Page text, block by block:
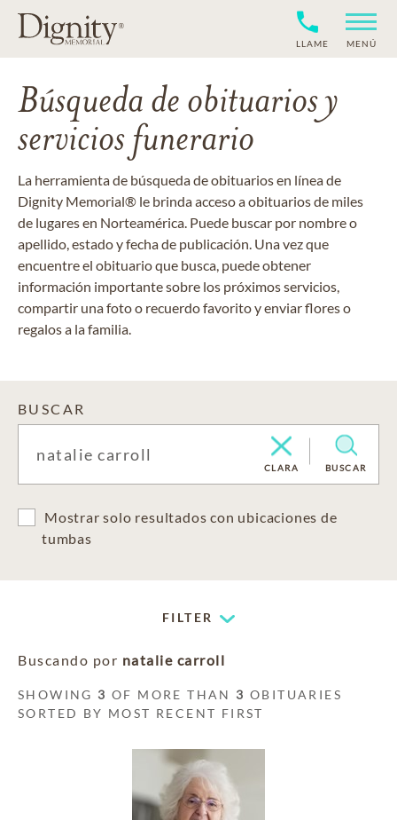
LLAME MENÚ
Búsqueda de obituarios y
servicios funerario
La herramienta de búsqueda de obituarios en línea de
Dignity Memorial® le brinda acceso a obituarios de miles
de lugares en Norteamérica. Puede buscar por nombre o
apellido, estado y fecha de publicación. Una vez que
encuentre el obituario que busca, puede obtener
información importante sobre los próximos servicios,
compartir una foto o recuerdo favorito y enviar flores o
regalos a la familia.
BUSCAR
CLARA BUSCAR
Mostrar solo resultados con ubicaciones de
tumbas
FILTER
Buscando por natalie carroll
SHOWING 3 OF MORE THAN 3 OBITUARIES
SORTED BY MOST RECENT FIRST